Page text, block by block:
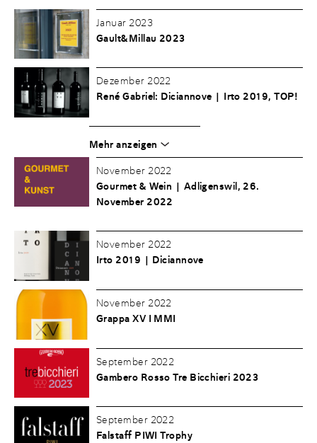
Januar 2023
Gault&Millau 2023
Dezember 2022
René Gabriel: Diciannove | Irto 2019, TOP!
Mehr anzeigen
November 2022
Gourmet & Wein | Adligenswil, 26.
November 2022
November 2022
Irto 2019 | Diciannove
November 2022
Grappa XV I MMI
September 2022
Gambero Rosso Tre Bicchieri 2023
September 2022
Falstaff PIWI Trophy